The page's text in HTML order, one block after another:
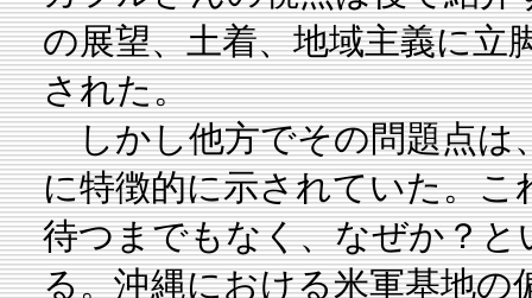
の展望、土着、地域主義に立
された。
しかし他方でその問題点は
に特徴的に示されていた。
待つまでもなく、なぜか？
る。沖縄における米軍基地の